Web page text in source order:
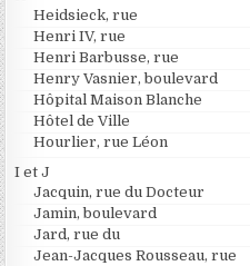
Heidsieck, rue
Henri IV, rue
Henri Barbusse, rue
Henry Vasnier, boulevard
Hôpital Maison Blanche
Hôtel de Ville
Hourlier, rue Léon
I et J
Jacquin, rue du Docteur
Jamin, boulevard
Jard, rue du
Jean-Jacques Rousseau, rue